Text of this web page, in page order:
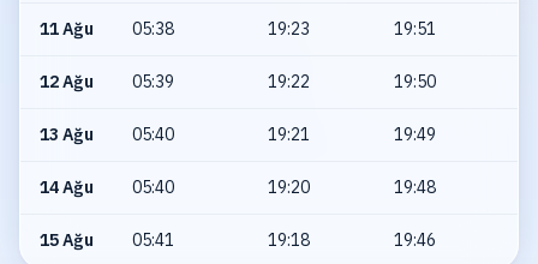
11 Ağu 05:38 19:23 19:51
12 Ağu 05:39 19:22 19:50
13 Ağu 05:40 19:21 19:49
14 Ağu 05:40 19:20 19:48
15 Ağu 05:41 19:18 19:46